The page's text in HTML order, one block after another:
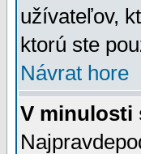
užívateľov,
ktorú ste
Návrat hore
V minulosti